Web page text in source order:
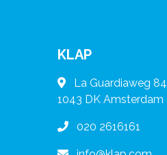
KLAP
La Guardiaweg 84
1043 DK Amsterdam
020 2616161